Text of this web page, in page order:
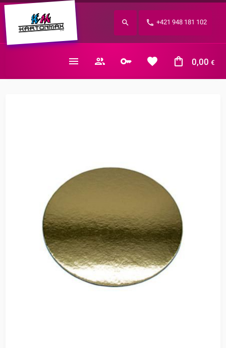
+421 948 181 102
0,00 €
Zabudnuté heslo?
E-mail